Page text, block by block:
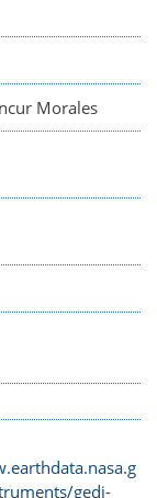
Morales
gedi-